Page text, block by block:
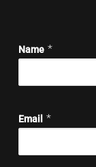
Name *
Email *